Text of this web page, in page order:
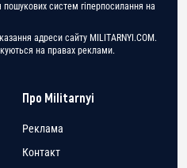
систем гіперпосилання на
адреси сайту MILITARNYI.COM.
на правах реклами.
Про Militarnyi
Реклама
Контакт